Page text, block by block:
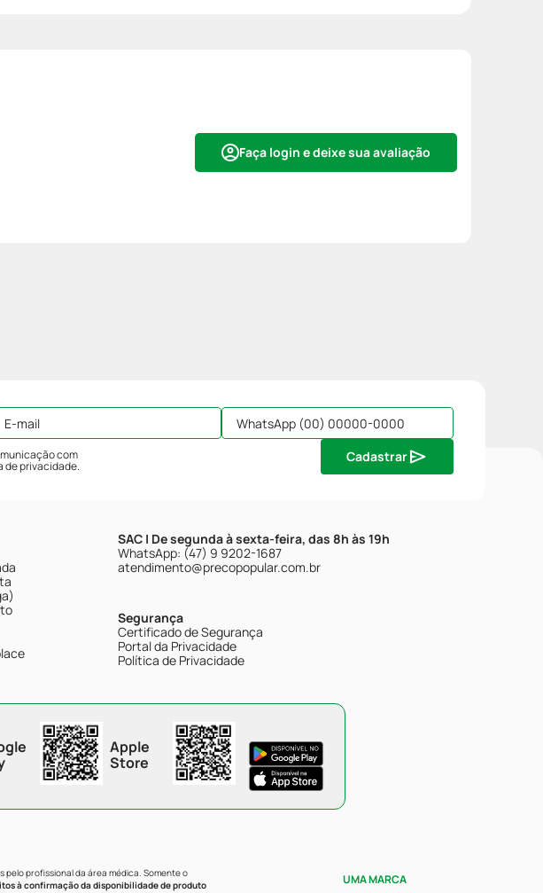
Faça login e deixe sua avaliação
com
de privacidade.
Cadastrar
SAC | De segunda à sexta-feira, das 8h às 19h
WhatsApp: (47) 9 9202-1687
atendimento@precopopular.com.br
Segurança
Certificado de Segurança
Portal da Privacidade
Política de Privacidade
Apple
Store
profissional da área médica. Somente o
à confirmação da disponibilidade de produto
UMA MARCA